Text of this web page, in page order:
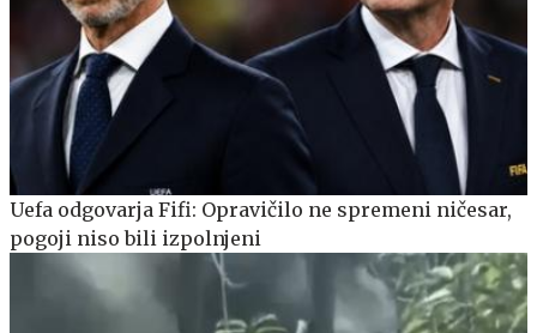
Uefa odgovarja Fifi: Opravičilo ne spremeni ničesar,
pogoji niso bili izpolnjeni